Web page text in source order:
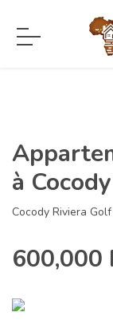
à
Cocody Riviera Golf
600,000